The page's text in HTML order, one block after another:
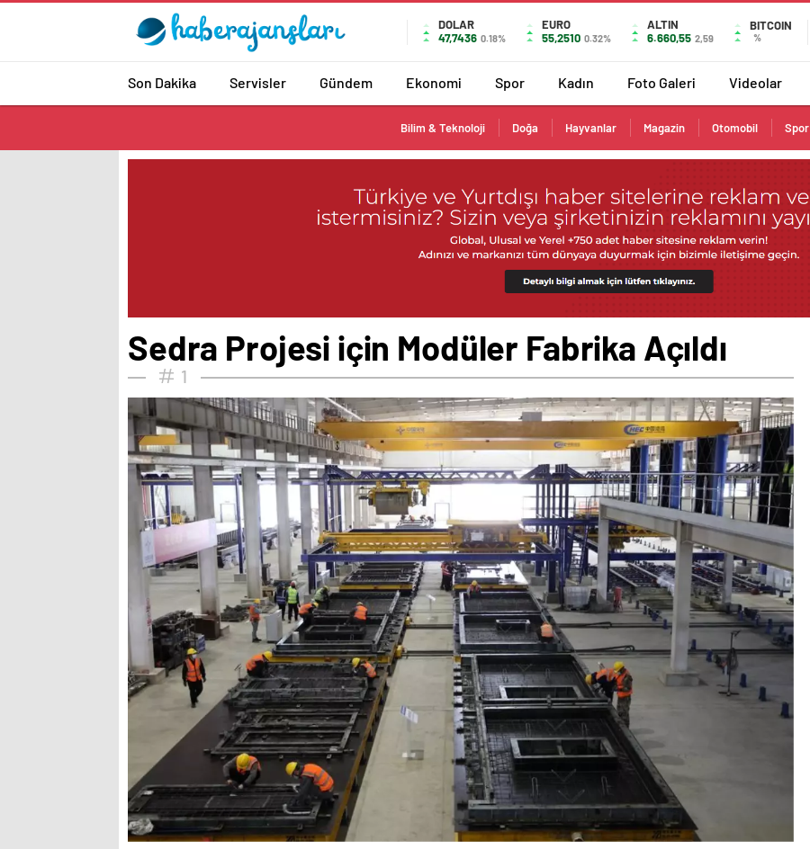
DOLAR
47,7436 0.18%
EURO
55,2510 0.32%
ALTIN
6.660,55 2,59
BITCOIN
%
Son Dakika Servisler Gündem Ekonomi Spor Kadın Foto Galeri Videolar
Bilim & Teknoloji Doğa Hayvanlar Magazin Otomobil Spor
Sedra Projesi için Modüler Fabrika Açıldı
1